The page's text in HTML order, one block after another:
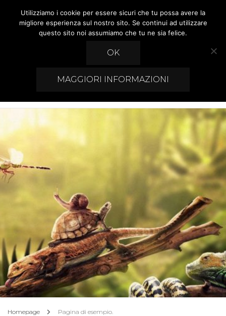
Preistoria Roma
Homepage Pagina di esempio.
Utilizziamo i cookie per essere sicuri che tu possa avere la
migliore esperienza sul nostro sito. Se continui ad utilizzare
questo sito noi assumiamo che tu ne sia felice.
OK
MAGGIORI INFORMAZIONI